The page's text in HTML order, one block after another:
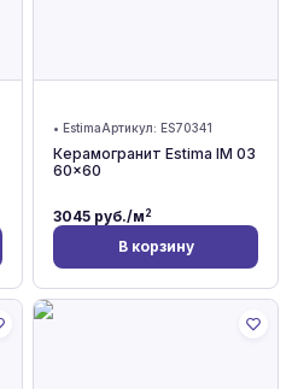
• EstimaАртикул: ES70341
Керамогранит Estima IM 03
60x60
3045 руб./м2
В корзину